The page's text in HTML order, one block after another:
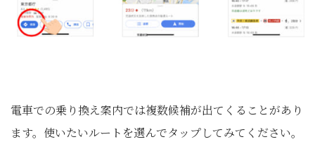
電車での乗り換え案内では複数候補が出てくることがあり
ます。使いたいルートを選んでタップしてみてください。